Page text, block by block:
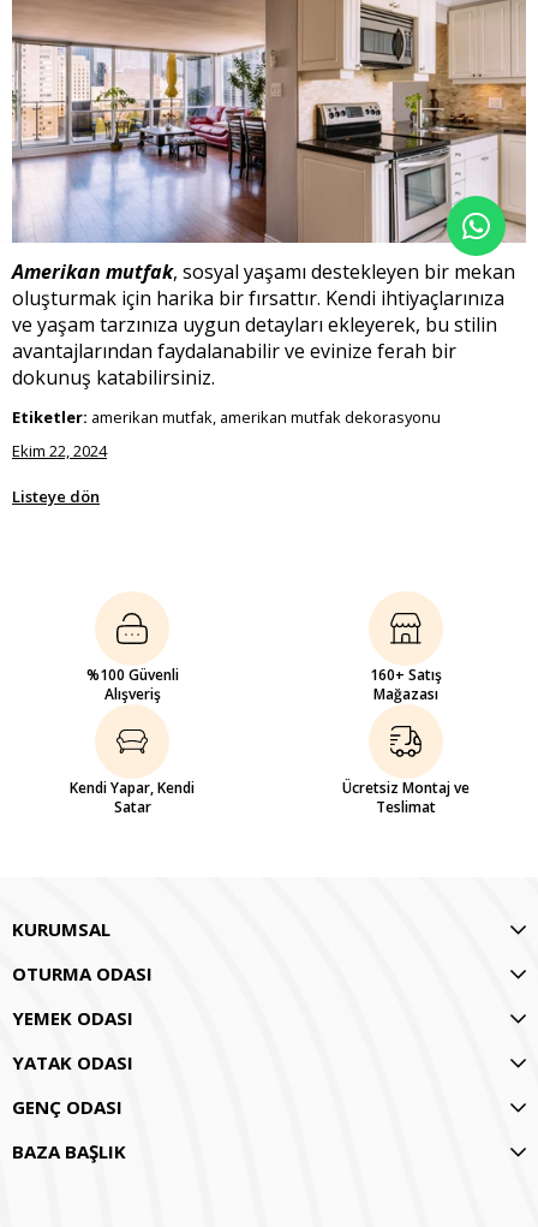
Amerikan mutfak, sosyal yaşamı destekleyen bir mekan
oluşturmak için harika bir fırsattır. Kendi ihtiyaçlarınıza
ve yaşam tarzınıza uygun detayları ekleyerek, bu stilin
avantajlarından faydalanabilir ve evinize ferah bir
dokunuş katabilirsiniz.
Etiketler: amerikan mutfak, amerikan mutfak dekorasyonu
Ekim 22, 2024
Listeye dön
%100 Güvenli
Alışveriş
160+ Satış
Mağazası
Kendi Yapar, Kendi
Satar
Ücretsiz Montaj ve
Teslimat
KURUMSAL
OTURMA ODASI
YEMEK ODASI
YATAK ODASI
GENÇ ODASI
BAZA BAŞLIK